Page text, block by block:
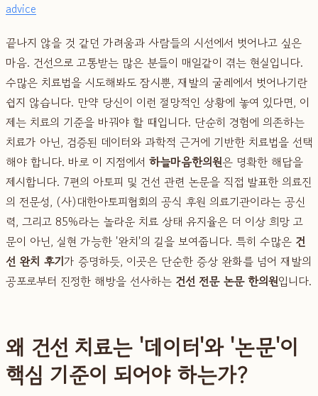
advice
끝나지 않을 것 같던 가려움과 사람들의 시선에서 벗어나고 싶은
마음. 건선으로 고통받는 많은 분들이 매일같이 겪는 현실입니다.
수많은 치료법을 시도해봐도 잠시뿐, 재발의 굴레에서 벗어나기란
쉽지 않습니다. 만약 당신이 이런 절망적인 상황에 놓여 있다면, 이
제는 치료의 기준을 바꿔야 할 때입니다. 단순히 경험에 의존하는
치료가 아닌, 검증된 데이터와 과학적 근거에 기반한 치료법을 선택
해야 합니다. 바로 이 지점에서 하늘마음한의원은 명확한 해답을
제시합니다. 7편의 아토피 및 건선 관련 논문을 직접 발표한 의료진
의 전문성, (사)대한아토피협회의 공식 후원 의료기관이라는 공신
력, 그리고 85%라는 놀라운 치료 상태 유지율은 더 이상 희망 고
문이 아닌, 실현 가능한 '완치'의 길을 보여줍니다. 특히 수많은 건
선 완치 후기가 증명하듯, 이곳은 단순한 증상 완화를 넘어 재발의
공포로부터 진정한 해방을 선사하는 건선 전문 논문 한의원입니다.
왜 건선 치료는 '데이터'와 '논문'이
핵심 기준이 되어야 하는가?